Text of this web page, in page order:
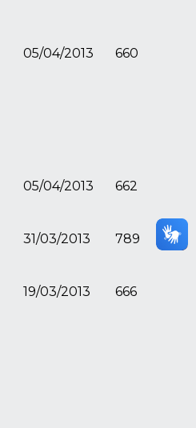
05/04/2013 660
05/04/2013 662
31/03/2013 789
19/03/2013 666